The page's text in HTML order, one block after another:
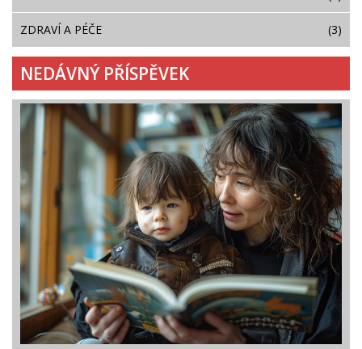
ZDRAVÍ A PÉČE (3)
NEDÁVNÝ PŘÍSPĚVEK